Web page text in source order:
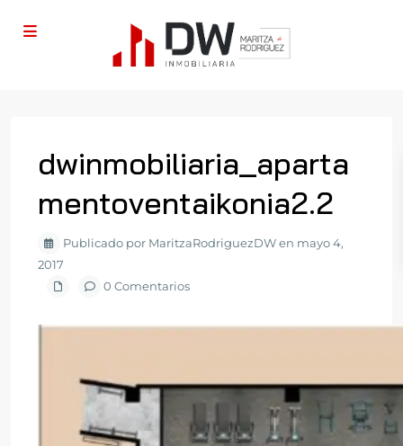
dwinmobiliaria_aparta
mentoventaikonia2.2
Publicado por MaritzaRodriguezDW en mayo 4,
2017
0 Comentarios